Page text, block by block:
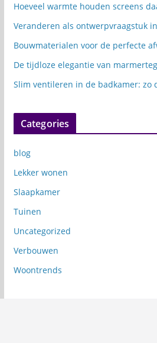
Hoeveel warmte houden screens
Veranderen als ontwerpvraagstuk
Bouwmaterialen voor de perfecte
De tijdloze elegantie van
Slim ventileren in de badkamer: zo
Categories
blog
Lekker wonen
Slaapkamer
Tuinen
Uncategorized
Verbouwen
Woontrends